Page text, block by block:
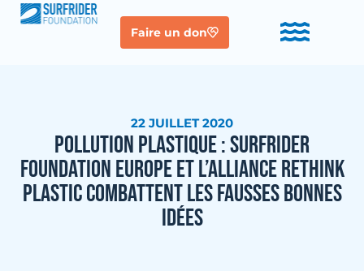
Faire un don
22 JUILLET 2020
POLLUTION PLASTIQUE : SURFRIDER
FOUNDATION EUROPE ET L’ALLIANCE RETHINK
PLASTIC COMBATTENT LES FAUSSES BONNES
IDÉES